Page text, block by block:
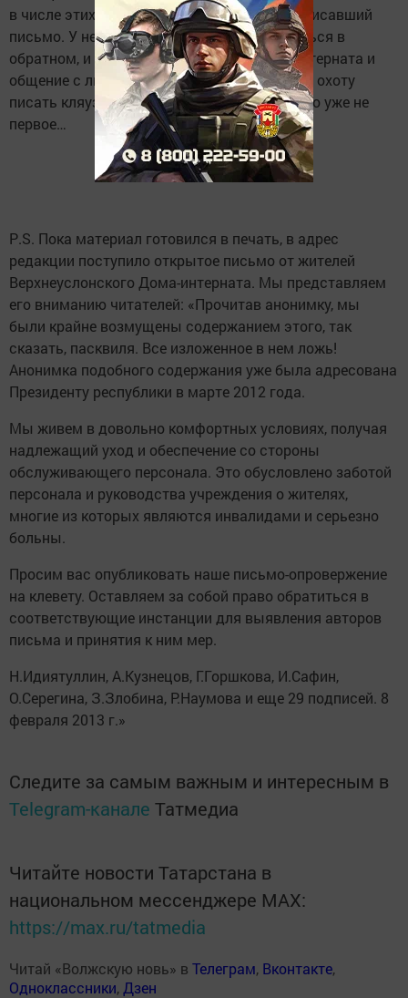
в числе этих людей окажется и аноним, написавший
письмо. У него есть отличный шанс убедиться в
обратном, и возможно, посещение Дома-интерната и
общение с людьми, живущими там, отобьет охоту
писать кляузные письма. Как оказалось, оно уже не
первое…
P.S. Пока материал готовился в печать, в адрес
редакции поступило открытое письмо от жителей
Верхнеуслонского Дома-интерната. Мы представляем
его вниманию читателей: «Прочитав анонимку, мы
были крайне возмущены содержанием этого, так
сказать, пасквиля. Все изложенное в нем ложь!
Анонимка подобного содержания уже была адресована
Президенту республики в марте 2012 года.
Мы живем в довольно комфортных условиях, получая
надлежащий уход и обеспечение со стороны
обслуживающего персонала. Это обусловлено заботой
персонала и руководства учреждения о жителях,
многие из которых являются инвалидами и серьезно
больны.
Просим вас опубликовать наше письмо-опровержение
на клевету. Оставляем за собой право обратиться в
соответствующие инстанции для выявления авторов
письма и принятия к ним мер.
Н.Идиятуллин, А.Кузнецов, Г.Горшкова, И.Сафин,
О.Серегина, З.Злобина, Р.Наумова и еще 29 подписей. 8
февраля 2013 г.»
Следите за самым важным и интересным в
Telegram-канале Татмедиа
Читайте новости Татарстана в
национальном мессенджере MАХ:
https://max.ru/tatmedia
Читай «Волжскую новь» в Телеграм, Вконтакте,
Одноклассники, Дзен